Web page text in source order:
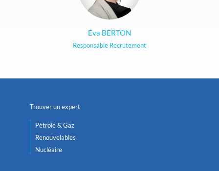
Eva BERTON
Responsable Recrutement
Trouver un expert
Pétrole & Gaz
Renouvelables
Nucléaire